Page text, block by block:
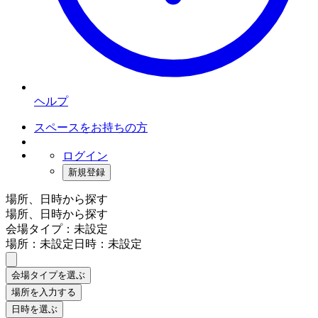
ヘルプ
スペースをお持ちの方
ログイン
新規登録
場所、日時から探す
場所、日時から探す
会場タイプ：未設定
場所：未設定日時：未設定
会場タイプを選ぶ
場所を入力する
日時を選ぶ